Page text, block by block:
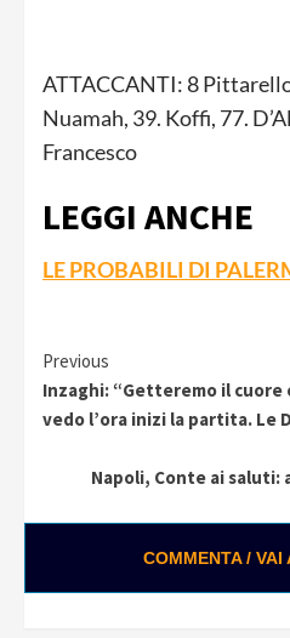
ATTACCANTI: 8
Nuamah, 39. Koffi, 77.
Francesco
LEGGI ANCHE
LE PROBABILI DI
Continue
Reading
Previous
Inzaghi: “Getteremo il
vedo l’ora inizi la partita. Le
Napoli, Conte ai saluti:
COMMENTA / VAI